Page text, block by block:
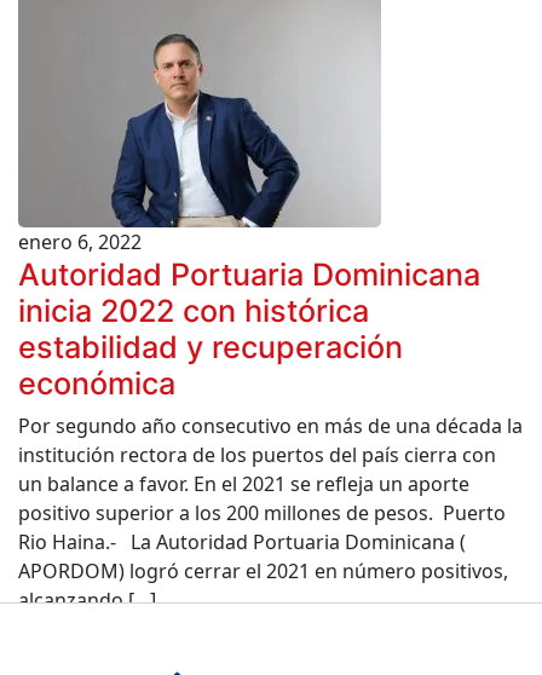
enero 6, 2022
Autoridad Portuaria Dominicana
inicia 2022 con histórica
estabilidad y recuperación
económica
Por segundo año consecutivo en más de una década la
institución rectora de los puertos del país cierra con
un balance a favor. En el 2021 se refleja un aporte
positivo superior a los 200 millones de pesos. Puerto
Rio Haina.- La Autoridad Portuaria Dominicana (
APORDOM) logró cerrar el 2021 en número positivos,
alcanzando […]